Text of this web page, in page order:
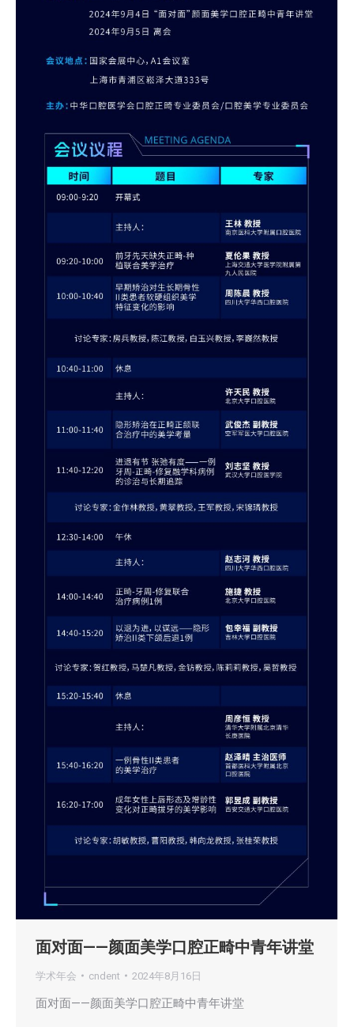
面对面——颜面美学口腔正畸中青年讲堂
学术年会 cndent 2024年8月16日
面对面——颜面美学口腔正畸中青年讲堂